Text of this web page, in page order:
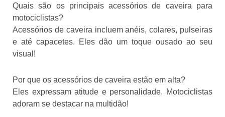
Quais são os principais acessórios de caveira para
motociclistas?
Acessórios de caveira incluem anéis, colares, pulseiras
e até capacetes. Eles dão um toque ousado ao seu
visual!
Por que os acessórios de caveira estão em alta?
Eles expressam atitude e personalidade. Motociclistas
adoram se destacar na multidão!